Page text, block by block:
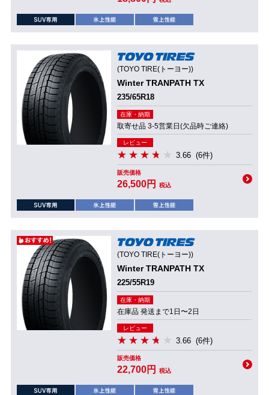
(TOYO TIRE(トーヨー))
Winter TRANPATH TX
235/65R18
在庫・納期
取寄せ品 3-5営業日(欠品時ご連絡)
レビュー
3.66 (6件)
販売価格
26,500円 税込
(TOYO TIRE(トーヨー))
Winter TRANPATH TX
225/55R19
在庫・納期
在庫品 発送まで1日〜2日
レビュー
3.66 (6件)
販売価格
22,700円 税込